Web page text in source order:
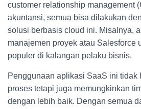
customer relationship management
akuntansi, semua bisa dilakukan
solusi berbasis cloud ini. Misalnya,
manajemen proyek atau Salesforce
populer di kalangan pelaku bisnis.
Penggunaan aplikasi SaaS ini tidak
proses tetapi juga memungkinkan
dengan lebih baik. Dengan semua